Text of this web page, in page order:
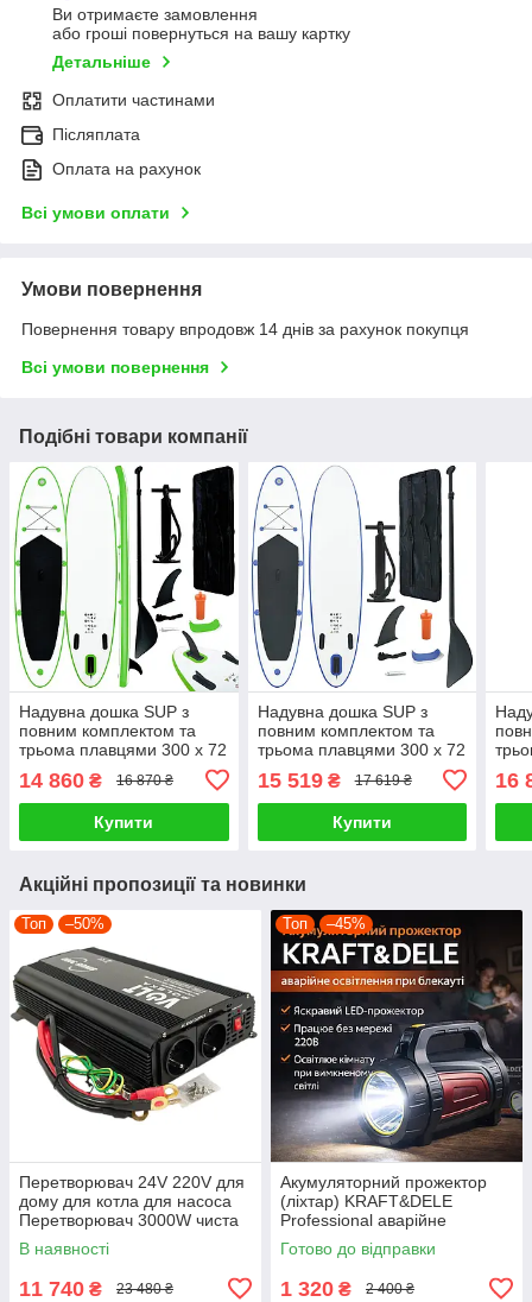
Ви отримаєте замовлення
або гроші повернуться на вашу картку
Детальніше
Оплатити частинами
Післяплата
Оплата на рахунок
Всі умови оплати
Умови повернення
Повернення товару впродовж 14 днів за рахунок покупця
Всі умови повернення
Подібні товари компанії
Надувна дошка SUP з
повним комплектом та
трьома плавцями 300 х 72
х 10 см Зелено-білий PRF
14 860 ₴ 16 870 ₴
Купити
Надувна дошка SUP з
повним комплектом та
трьома плавцями 300 х 72
х 10 см Синьо-білий PRF
15 519₴ 17 619 ₴
Купити
16
Акційні пропозиції та новинки
Топ –50%
Перетворювач 24V 220V для
дому для котла для насоса
Перетворювач 3000W чиста
синусоїда
В наявності
11 740 ₴ 23 480 ₴
Топ –45%
Акумуляторний прожектор
(ліхтар) KRAFT&DELE
Professional аварійне
освітлення для дому, гаража
та вулиці
Готово до відправки
1 320 ₴ 2 400 ₴